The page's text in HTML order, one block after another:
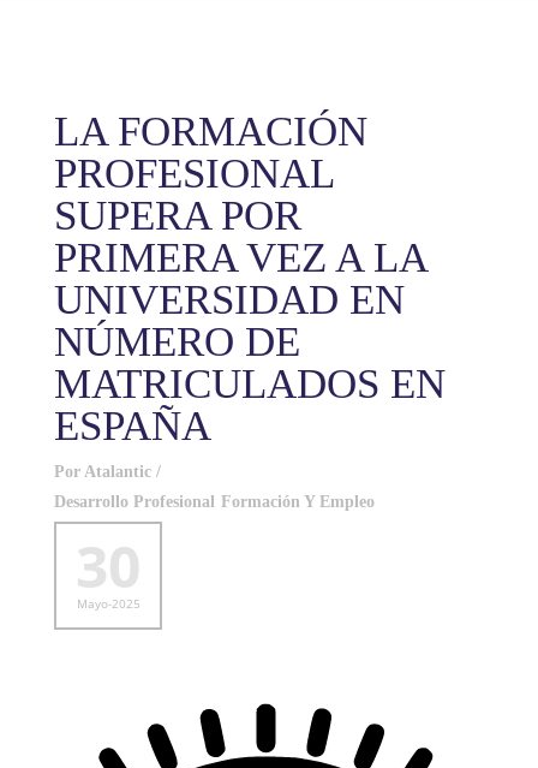
LA FORMACIÓN
PROFESIONAL
SUPERA POR
PRIMERA VEZ A LA
UNIVERSIDAD EN
NÚMERO DE
MATRICULADOS EN
ESPAÑA
Por Atalantic /
Desarrollo Profesional Formación Y Empleo
30
Mayo-2025